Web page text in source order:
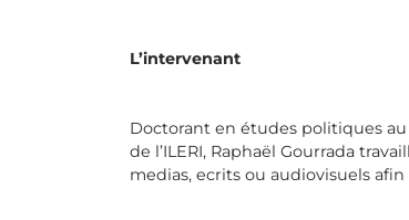
L’intervenant
Doctorant en études politiques au
de l’ILERI, Raphaël Gourrada
medias, ecrits ou audiovisuels